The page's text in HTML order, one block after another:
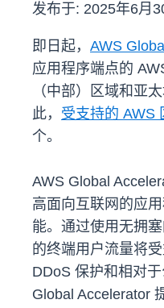
发布于: 2025年6月
即日起， AWS
应用程序端点的
（中部）区域和亚
此， 受支持的 AWS
个。
AWS Global
高面向互联网的应
能。通过使用无拥
的终端用户流量将
DDoS 保护和相对于
Global Accelerator